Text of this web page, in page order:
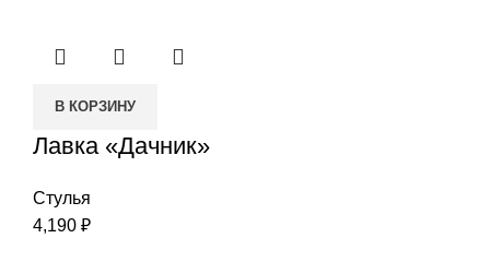
В КОРЗИНУ
Лавка «Дачник»
Стулья
4,190 ₽